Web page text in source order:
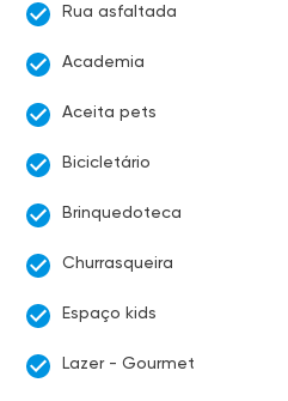
Rua asfaltada
Academia
Aceita pets
Bicicletário
Brinquedoteca
Churrasqueira
Espaço kids
Lazer - Gourmet